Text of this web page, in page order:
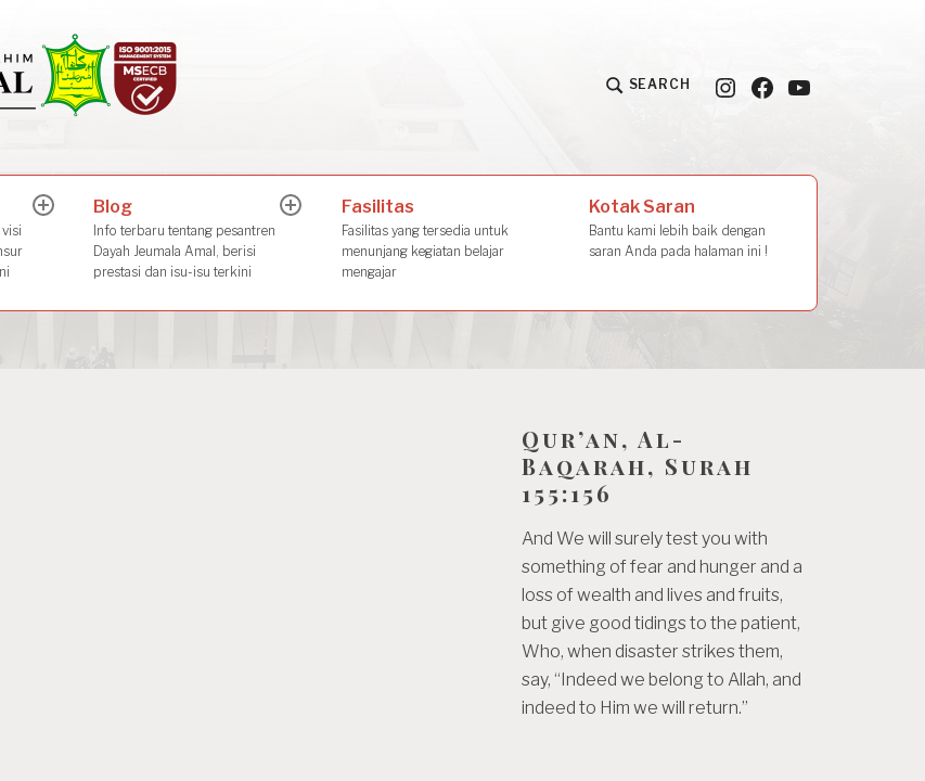
SEARCH Instagram
FacebookYouTube
expandBlog
Info terbaru tentang pesantren
Dayah Jeumala Amal, berisi
prestasi dan isu-isu terkini
expandFasilitas
Fasilitas yang tersedia untuk
menunjang kegiatan belajar
mengajar
Kotak Saran
Bantu kami lebih baik dengan
saran Anda pada halaman ini !
Qur’an, Al-
Baqarah, Surah
155:156
And We will surely test you with
something of fear and hunger and a
loss of wealth and lives and fruits,
but give good tidings to the patient,
Who, when disaster strikes them,
say, “Indeed we belong to Allah, and
indeed to Him we will return.”